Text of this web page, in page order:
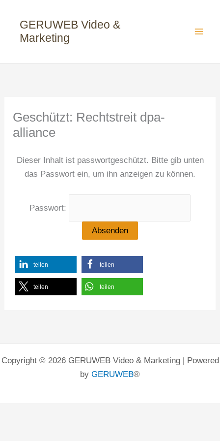
springen
GERUWEB Video &
Marketing
Geschützt: Rechtstreit dpa-
alliance
Dieser Inhalt ist passwortgeschützt. Bitte gib unten
das Passwort ein, um ihn anzeigen zu können.
Passwort:
teilen teilen
teilen teilen
Copyright © 2026 GERUWEB Video & Marketing | Powered
by GERUWEB®